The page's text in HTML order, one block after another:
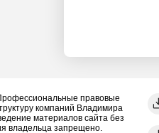
правовые
компаний Владимира
материалов сайта без
владельца запрещено.